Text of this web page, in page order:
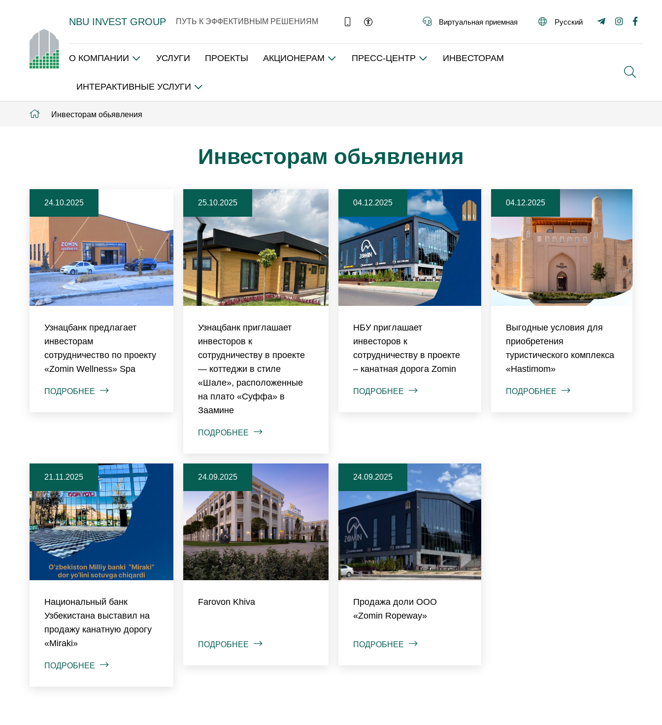
NBU INVEST GROUP ПУТЬ К ЭФФЕКТИВНЫМ РЕШЕНИЯМ Виртуальная приемная Русский
О КОМПАНИИ УСЛУГИ ПРОЕКТЫ АКЦИОНЕРАМ ПРЕСС-ЦЕНТР ИНВЕСТОРАМ
ИНТЕРАКТИВНЫЕ УСЛУГИ
Инвесторам обьявления
Инвесторам обьявления
24.10.2025
Узнацбанк предлагает
инвесторам
сотрудничество по проекту
«Zomin Wellness» Spa
ПОДРОБНЕЕ
25.10.2025
Узнацбанк приглашает
инвесторов к
сотрудничеству в проекте
— коттеджи в стиле
«Шале», расположенные
на плато «Суффа» в
Заамине
ПОДРОБНЕЕ
04.12.2025
НБУ приглашает
инвесторов к
сотрудничеству в проекте
– канатная дорога Zomin
ПОДРОБНЕЕ
04.12.2025
Выгодные условия для
приобретения
туристического комплекса
«Hastimom»
ПОДРОБНЕЕ
21.11.2025
Национальный банк
Узбекистана выставил на
продажу канатную дорогу
«Miraki»
ПОДРОБНЕЕ
24.09.2025
Farovon Khiva
ПОДРОБНЕЕ
24.09.2025
Продажа доли ООО
«Zomin Ropeway»
ПОДРОБНЕЕ